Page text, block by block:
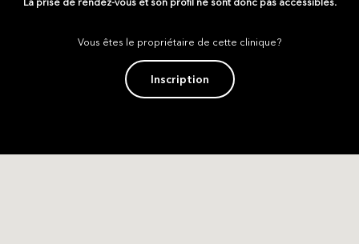
La prise de rendez-vous et son profil ne sont donc pas accessibles.
Vous êtes le propriétaire de cette clinique?
Inscription